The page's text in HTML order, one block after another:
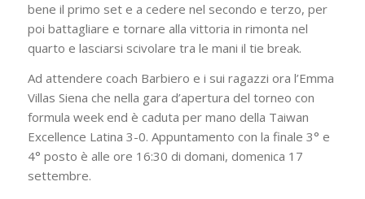
bene il primo set e a cedere nel secondo e terzo, per
poi battagliare e tornare alla vittoria in rimonta nel
quarto e lasciarsi scivolare tra le mani il tie break.
Ad attendere coach Barbiero e i sui ragazzi ora l’Emma
Villas Siena che nella gara d’apertura del torneo con
formula week end è caduta per mano della Taiwan
Excellence Latina 3-0. Appuntamento con la finale 3° e
4° posto è alle ore 16:30 di domani, domenica 17
settembre.